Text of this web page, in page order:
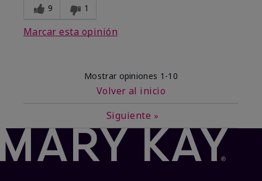
9 1
Marcar esta opinión
Mostrar opiniones 1-10
Volver al inicio
Siguiente »